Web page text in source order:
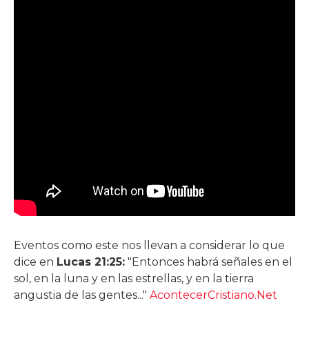
Eventos como este nos llevan a considerar lo que
dice en Lucas 21:25: "Entonces habrá señales en el
sol, en la luna y en las estrellas, y en la tierra
angustia de las gentes..." AcontecerCristiano.Net